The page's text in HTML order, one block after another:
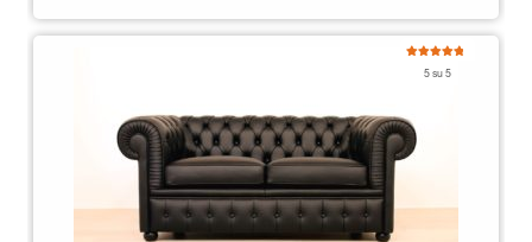
5 su 5